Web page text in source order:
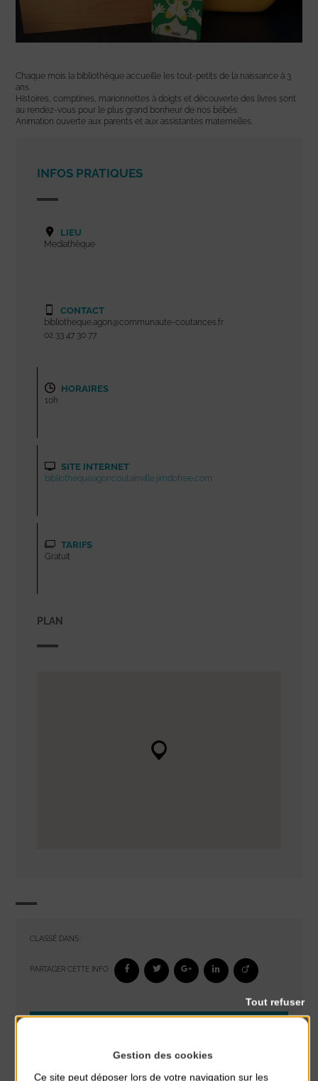
Chaque mois la bibliothèque accueille les tout-petits de la naissance à 3
ans.
Histoires, comptines, marionnettes à doigts et découverte des livres sont
au rendez-vous pour le plus grand bonheur de nos bébés.
Animation ouverte aux parents et aux assistantes maternelles.
INFOS PRATIQUES
LIEU
Mediathèque
CONTACT
bibliotheque.agon@communaute-coutances.fr
02 33 47 30 77
HORAIRES
10h
SITE INTERNET
bibliothequeagoncoutainville.jimdofree.com
TARIFS
Gratuit
PLAN
CLASSÉ DANS :
PARTAGER CETTE INFO :
Gestion des cookies
Ce site peut déposer lors de votre navigation sur les
Tout refuser